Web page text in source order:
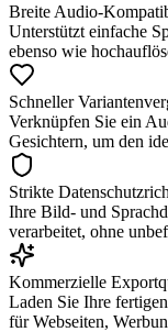
Breite Audio-
Unterstützt einfache
ebenso wie
Schneller
Verknüpfen Sie ein
Gesichtern, um den
Strikte
Ihre Bild- und
verarbeitet, ohne
Kommerzielle
Laden Sie Ihre
für Webseiten,